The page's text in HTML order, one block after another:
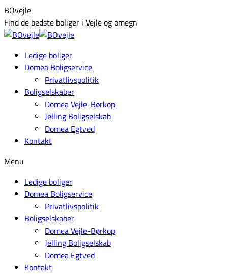
Skip
to
content
Facebook
page
opens
new
window
BOvejle
Find de bedste boliger i Vejle og omegn
Ledige boliger
Domea Boligservice
Privatlivspolitik
Boligselskaber
Domea Vejle-Børkop
Jelling Boligselskab
Domea Egtved
Kontakt
Menu
Ledige boliger
Domea Boligservice
Privatlivspolitik
Boligselskaber
Domea Vejle-Børkop
Jelling Boligselskab
Domea Egtved
Kontakt